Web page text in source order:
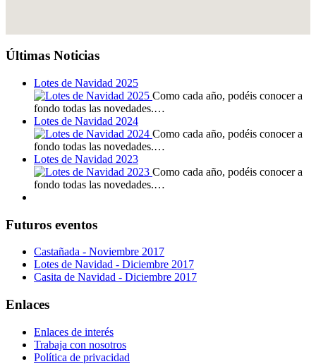
Últimas Noticias
Lotes de Navidad 2025
Como cada año, podéis conocer a
fondo todas las novedades.…
Lotes de Navidad 2024
Como cada año, podéis conocer a
fondo todas las novedades.…
Lotes de Navidad 2023
Como cada año, podéis conocer a
fondo todas las novedades.…
Futuros eventos
Castañada - Noviembre 2017
Lotes de Navidad - Diciembre 2017
Casita de Navidad - Diciembre 2017
Enlaces
Enlaces de interés
Trabaja con nosotros
Política de privacidad